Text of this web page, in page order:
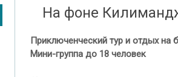
На фоне
Приключенческий тур и отдых на
Мини-группа до 18 человек